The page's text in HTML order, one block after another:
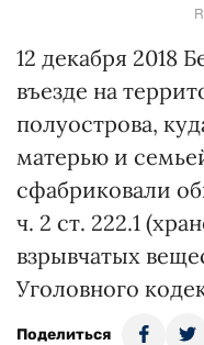
12 декабря 2018
въезде на
полуострова,
матерью и
сфабриковали
ч. 2 ст. 222.1
взрывчатых
Уголовного
Поделиться